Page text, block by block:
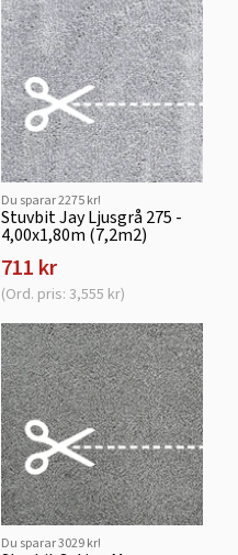
Du sparar 2275 kr!
Stuvbit Jay Ljusgrå 275 -
4,00x1,80m (7,2m2)
711 kr
(Ord. pris: 3,555 kr)
Du sparar 3029 kr!